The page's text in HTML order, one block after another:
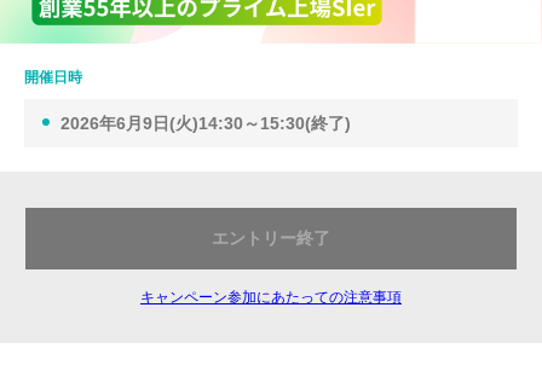
開催日時
2026年6月9日(火)14:30～15:30(終了)
エントリー終了
キャンペーン参加にあたっての注意事項